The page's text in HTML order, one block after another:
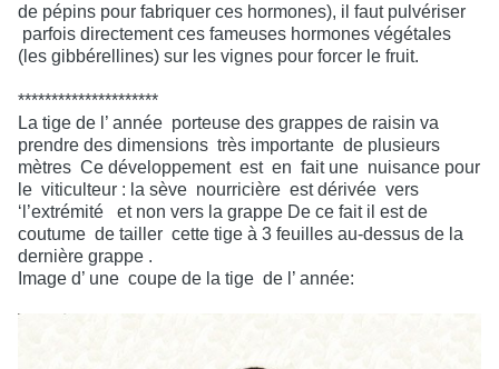
de pépins pour fabriquer ces hormones), il faut pulvériser
parfois directement ces fameuses hormones végétales
(les gibbérellines) sur les vignes pour forcer le fruit.
*********************
La tige de l’ année porteuse des grappes de raisin va
prendre des dimensions très importante de plusieurs
mètres Ce développement est en fait une nuisance pour
le viticulteur : la sève nourricière est dérivée vers
‘l’extrémité
et non vers la grappe De ce fait il est de
coutume de tailler cette tige à 3 feuilles au-dessus de la
dernière grappe .
Image d’ une coupe de la tige de l’ année: